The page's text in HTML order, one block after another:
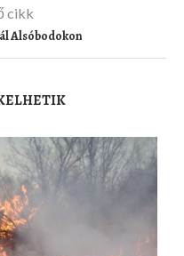
cikk
Alsóbodokon